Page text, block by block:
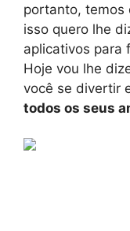
portanto, temos
isso quero lhe
aplicativos para
Hoje vou lhe
você se divertir
todos os seus